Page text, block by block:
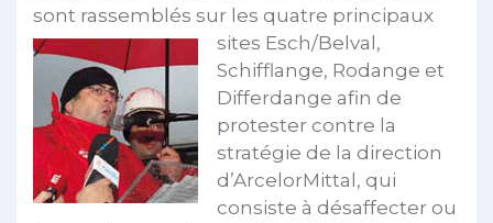
sont rassemblés sur les quatre principaux
sites Esch/Belval,
Schifflange, Rodange et
Differdange afin de
protester contre la
stratégie de la direction
d’ArcelorMittal, qui
consiste à désaffecter ou